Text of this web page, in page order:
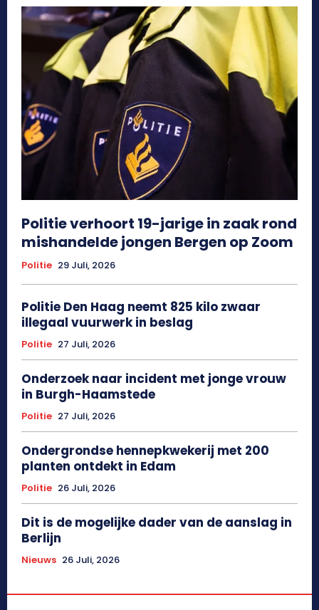
Politie verhoort 19-jarige in zaak rond
mishandelde jongen Bergen op Zoom
Politie 29 Juli, 2026
Politie Den Haag neemt 825 kilo zwaar
illegaal vuurwerk in beslag
Politie 27 Juli, 2026
Onderzoek naar incident met jonge vrouw
in Burgh-Haamstede
Politie 27 Juli, 2026
Ondergrondse hennepkwekerij met 200
planten ontdekt in Edam
Politie 26 Juli, 2026
Dit is de mogelijke dader van de aanslag in
Berlijn
Nieuws 26 Juli, 2026